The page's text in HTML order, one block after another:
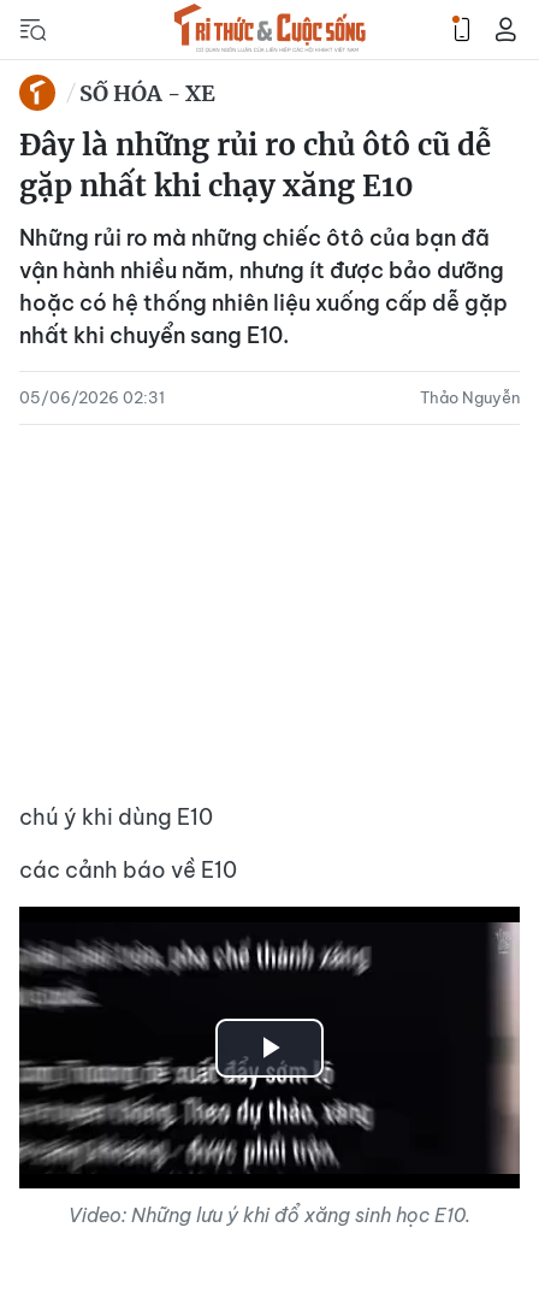
SỐ HÓA - XE
Đây là những rủi ro chủ ôtô cũ dễ
gặp nhất khi chạy xăng E10
Những rủi ro mà những chiếc ôtô của bạn đã
vận hành nhiều năm, nhưng ít được bảo dưỡng
hoặc có hệ thống nhiên liệu xuống cấp dễ gặp
nhất khi chuyển sang E10.
05/06/2026 02:31 Thảo Nguyễn
chú ý khi dùng E10
các cảnh báo về E10
Play
Video
Video: Những lưu ý khi đổ xăng sinh học E10.